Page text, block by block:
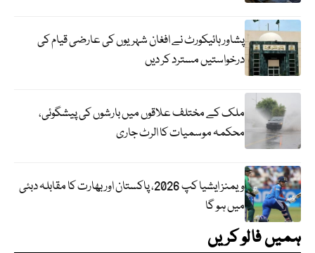
پشاور ہائیکورٹ نے افغان شہریوں کی عارضی قیام کی
درخواستیں مسترد کر دیں
ملک کے مختلف علاقوں میں بارشوں کی پیشگوئی،
محکمہ موسمیات کا الرٹ جاری
ویمنز ایشیا کپ 2026، پاکستان اور بھارت کا مقابلہ دبئی
میں ہو گا
ہمیں فالو کریں